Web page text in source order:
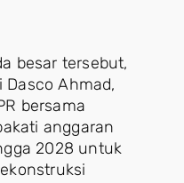
besar tersebut,
Dasco Ahmad,
bersama
anggaran
2028 untuk